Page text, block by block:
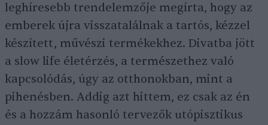
leghíresebb trendelemzője megírta, hogy az
emberek újra visszatalálnak a tartós, kézzel
készített, művészi termékekhez. Divatba jött
a slow life életérzés, a természethez való
kapcsolódás, úgy az otthonokban, mint a
pihenésben. Addig azt hittem, ez csak az én
és a hozzám hasonló tervezők utópisztikus